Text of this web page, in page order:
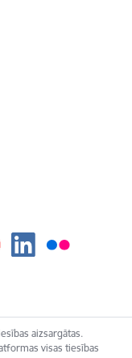
aizsargātas.
visas tiesības